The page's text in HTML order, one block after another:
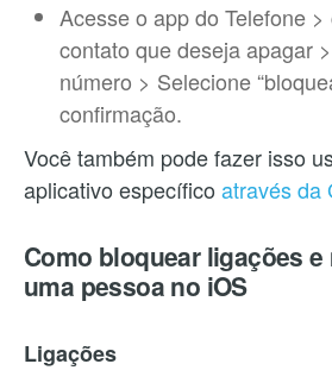
Acesse o app do Telefone
contato que deseja apagar
número > Selecione
confirmação.
Você também pode fazer isso
aplicativo específico através da
Como bloquear ligações
uma pessoa no iOS
Ligações